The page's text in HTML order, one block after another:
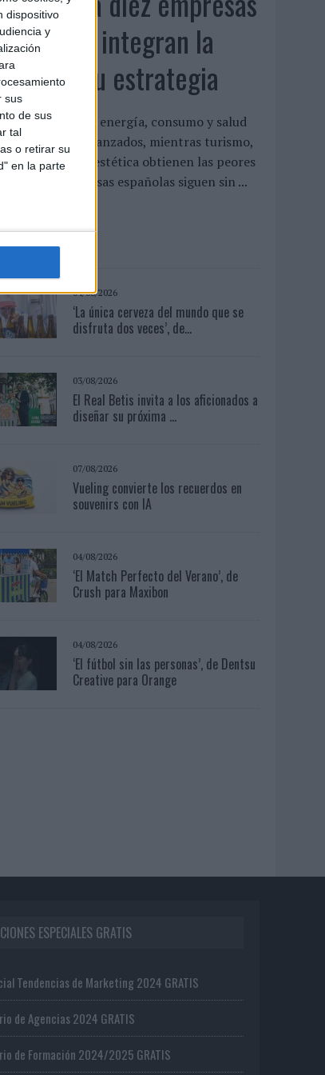
dispositivo
y
sus
de sus
tal
o retirar su
en la parte
no integran la
en su estrategia
concluye que energía, consumo y salud
sectores más avanzados, mientras turismo,
y gaming o estética obtienen las peores
Las empresas españolas siguen sin ...
04/08/2026
‘La única cerveza del mundo que se
disfruta dos veces’, de...
03/08/2026
El Real Betis invita a los aficionados a
diseñar su próxima ...
07/08/2026
Vueling convierte los recuerdos en
souvenirs con IA
04/08/2026
‘El Match Perfecto del Verano’, de
Crush para Maxibon
04/08/2026
‘El fútbol sin las personas’, de Dentsu
Creative para Orange
ESPECIALES GRATIS
Tendencias de Marketing 2024 GRATIS
de Agencias 2024 GRATIS
de Formación 2024/2025 GRATIS